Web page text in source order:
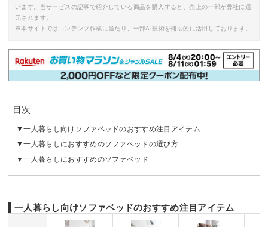
います。当サービスの記事で紹介している商品を購入すると、売上の一部が弊社に還
元されます。
※本サイトではコンテンツ作成に当たり、一部AI技術を補助的に活用しております。
目次
一人暮らし向けソファベッドのおすすめ注目アイテム
一人暮らしにおすすめのソファベッドの選び方
一人暮らしにおすすめのソファベッド
一人暮らし向けソファベッドのおすすめ注目アイテム